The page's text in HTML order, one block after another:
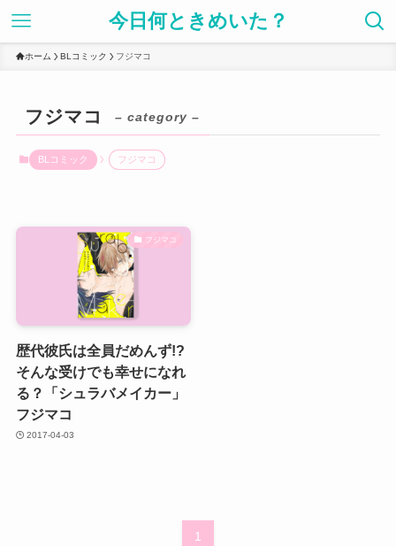
今日何ときめいた？
ホーム BLコミック フジマコ
フジマコ – category –
BLコミック フジマコ
フジマコ
歴代彼氏は全員だめんず!?
そんな受けでも幸せになれ
る？「シュラバメイカー」
フジマコ
2017-04-03
1